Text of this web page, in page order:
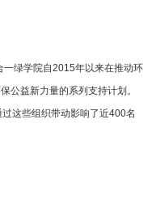
一绿学院自2015年以来在推动环
公益新力量的系列支持计划。
这些组织带动影响了近400名